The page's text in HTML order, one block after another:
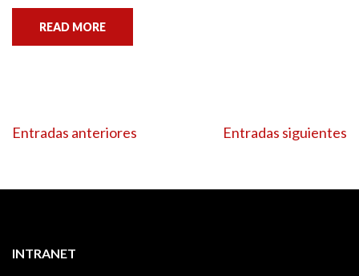
READ MORE
Navegación
Entradas anteriores Entradas siguientes
INTRANET